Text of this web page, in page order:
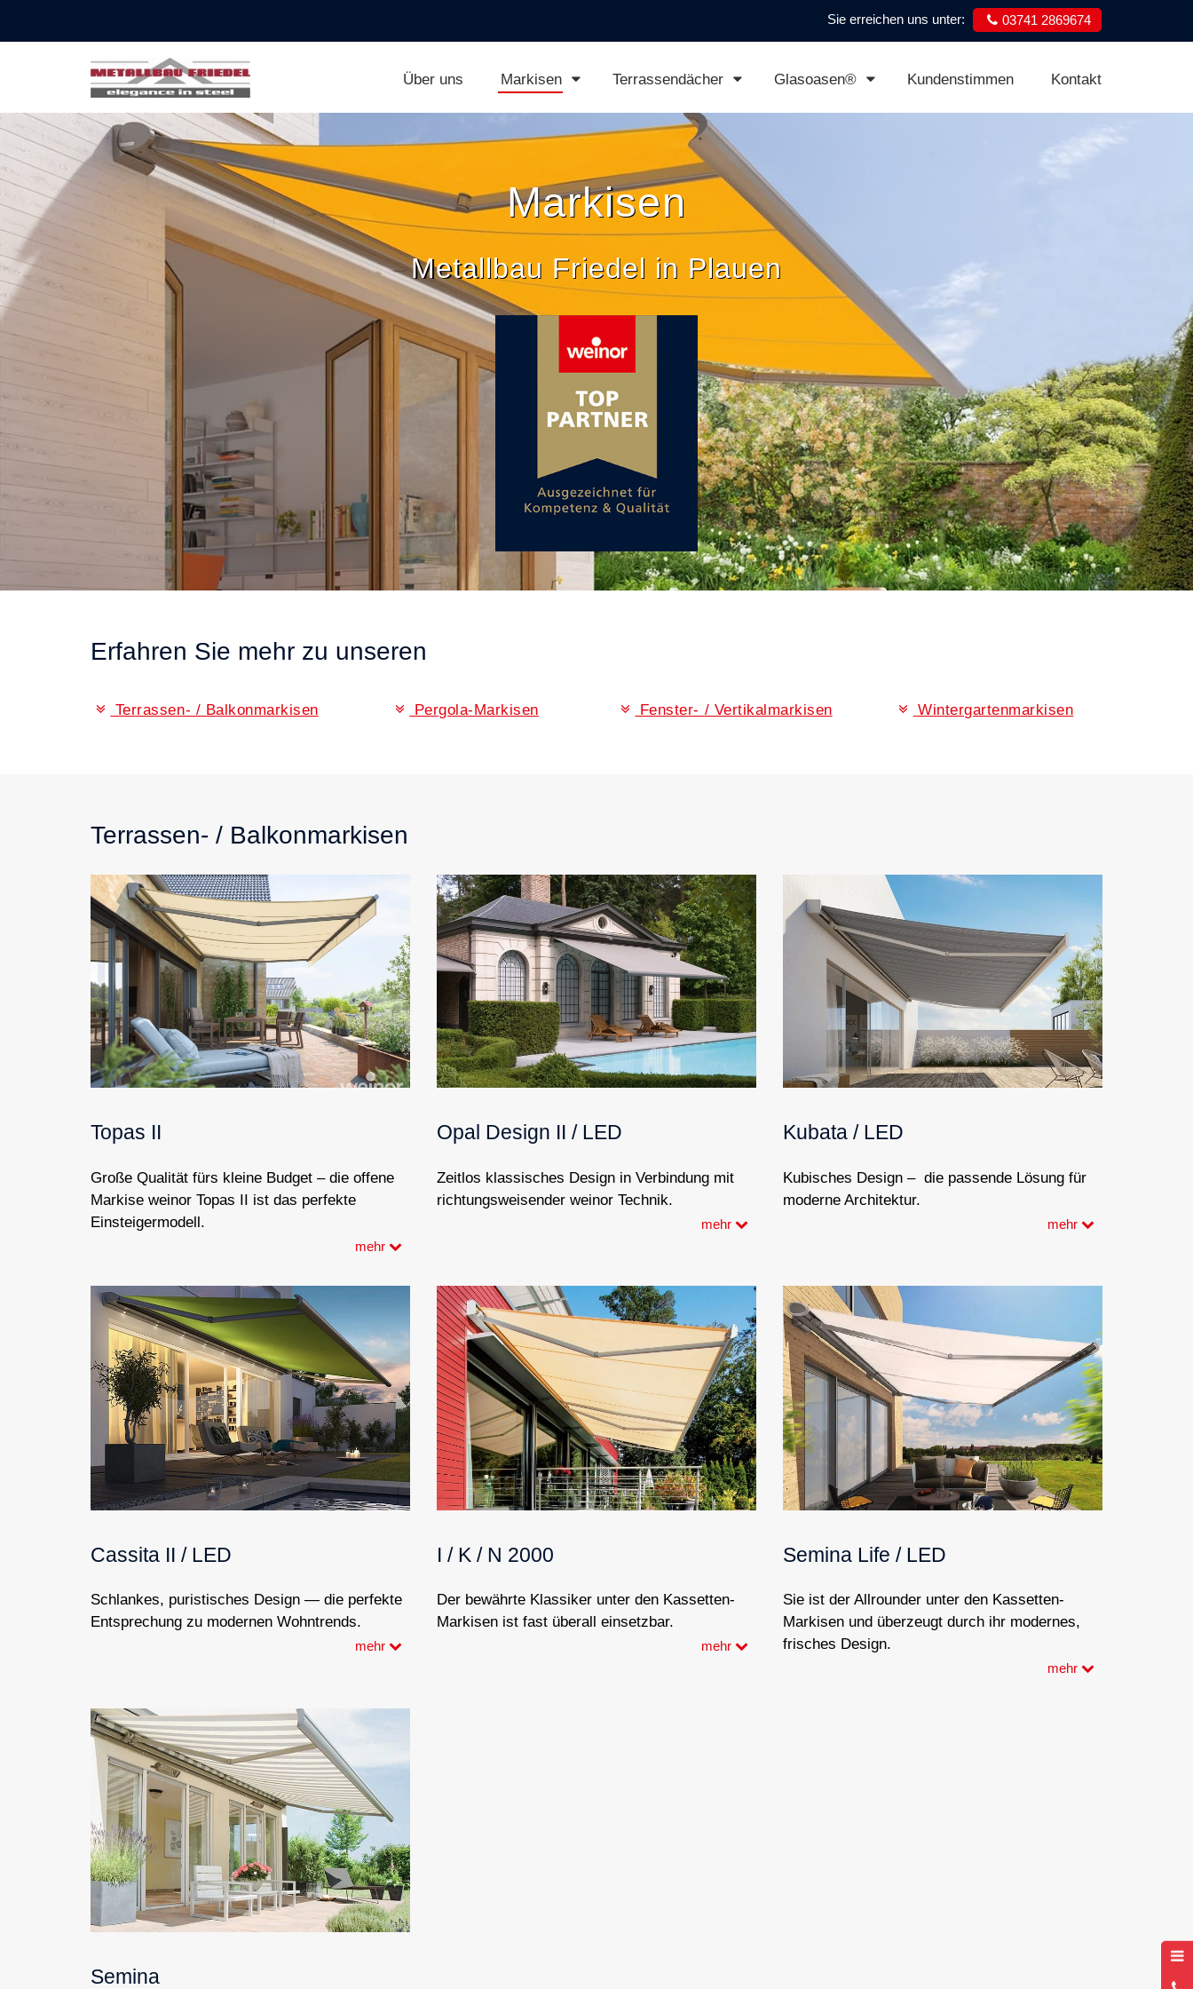
Sie erreichen uns unter: 03741 2869674
Friedel
Über uns Markisen Terrassendächer Glasoasen® Kundenstimmen Kontakt
Markisen
Metallbau Friedel in Plauen
Erfahren Sie mehr zu unseren
Terrassen- / Balkonmarkisen Pergola-Markisen Fenster- / Vertikalmarkisen Wintergartenmarkisen
Terrassen- / Balkonmarkisen
Topas II
Große Qualität fürs kleine Budget – die offene
Markise weinor Topas II ist das perfekte
Einsteigermodell.
mehr
Opal Design II / LED
Zeitlos klassisches Design in Verbindung mit
richtungsweisender weinor Technik.
mehr
Kubata / LED
Kubisches Design – die passende Lösung für
moderne Architektur.
mehr
Cassita II / LED
Schlankes, puristisches Design — die perfekte
Entsprechung zu modernen Wohntrends.
mehr
I / K / N 2000
Der bewährte Klassiker unter den Kassetten-
Markisen ist fast überall einsetzbar.
mehr
Semina Life / LED
Sie ist der Allrounder unter den Kassetten-
Markisen und überzeugt durch ihr modernes,
frisches Design.
mehr
Semina